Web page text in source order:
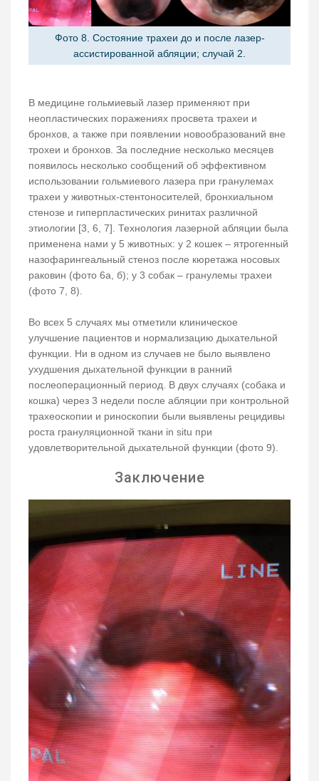
Фото 8. Состояние трахеи до и после лазер-
ассистированной абляции; случай 2.
В медицине гольмиевый лазер применяют при
неопластических поражениях просвета трахеи и
бронхов, а также при появлении новообразований вне
трохеи и бронхов. За последние несколько месяцев
появилось несколько сообщений об эффективном
использовании гольмиевого лазера при гранулемах
трахеи у животных-стентоносителей, бронхиальном
стенозе и гиперпластических ринитах различной
этиологии [3, 6, 7]. Технология лазерной абляции была
применена нами у 5 животных: у 2 кошек – ятрогенный
назофарингеальный стеноз после кюретажа носовых
раковин (фото 6а, б); у 3 собак – гранулемы трахеи
(фото 7, 8).
Во всех 5 случаях мы отметили клиническое
улучшение пациентов и нормализацию дыхательной
функции. Ни в одном из случаев не было выявлено
ухудшения дыхательной функции в ранний
послеоперационный период. В двух случаях (собака и
кошка) через 3 недели после абляции при контрольной
трахеоскопии и риноскопии были выявлены рецидивы
роста грануляционной ткани in situ при
удовлетворительной дыхательной функции (фото 9).
Заключение